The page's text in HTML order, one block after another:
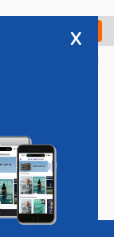
Check in
Vacatures
x